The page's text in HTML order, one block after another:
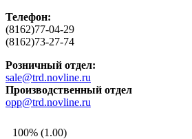
Телефон:
(8162)77-04-29
(8162)73-27-74
Розничный отдел:
sale@trd.novline.ru
Производственный отдел
opp@trd.novline.ru
100% (1.00)